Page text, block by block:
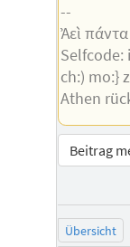
--
Ἀεὶ πάντα
Selfcode:
ch:) mo:}
Athen
Beitrag
Übersicht